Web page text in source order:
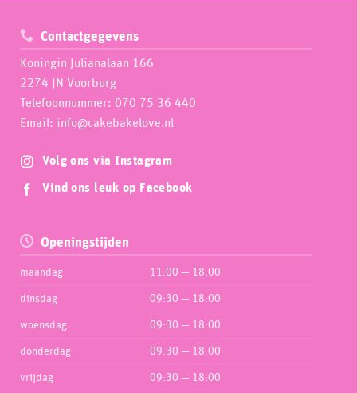
Contactgegevens
Koningin Julianalaan 166
2274 JN Voorburg
Telefoonnummer: 070 75 36 440
Email: info@cakebakelove.nl
Volg ons via Instagram
Vind ons leuk op Facebook
Openingstijden
maandag 11:00 — 18:00
dinsdag 09:30 — 18:00
woensdag 09:30 — 18:00
donderdag 09:30 — 18:00
vrijdag 09:30 — 18:00